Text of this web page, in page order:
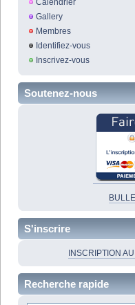
Calendrier
Gallery
Membres
Identifiez-vous
Inscrivez-vous
Soutenez-nous
S'inscrire
INSCRIPTION
Recherche rapide